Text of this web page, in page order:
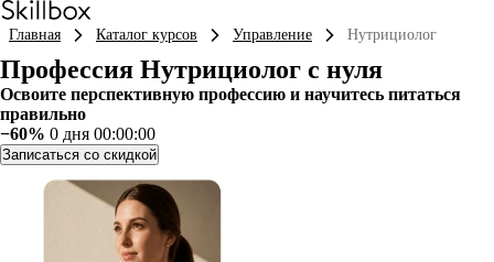
Главная Каталог курсов Управление Нутрициолог
Профессия Нутрициолог с нуля
Освоите перспективную профессию и научитесь питаться
правильно
−60% 0 дня 00:00:00
Записаться со скидкой